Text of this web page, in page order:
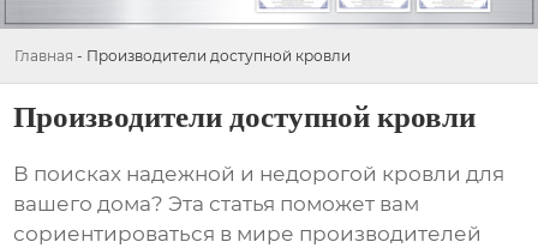
Главная - Производители доступной кровли
Производители доступной кровли
В поисках надежной и недорогой кровли для
вашего дома? Эта статья поможет вам
сориентироваться в мире производителей